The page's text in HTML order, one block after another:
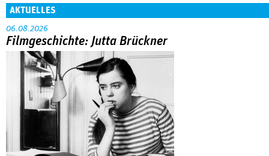
AKTUELLES
06.08.2026
Filmgeschichte: Jutta Brückner